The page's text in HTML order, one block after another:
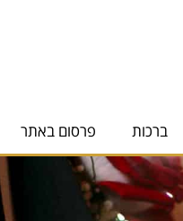
ברכות פרסום באתר